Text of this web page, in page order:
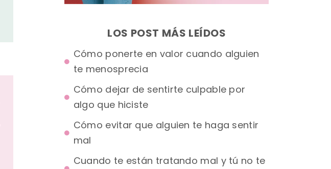
LOS POST MÁS LEÍDOS
Cómo ponerte en valor cuando alguien
te menosprecia
Cómo dejar de sentirte culpable por
algo que hiciste
Cómo evitar que alguien te haga sentir
mal
Cuando te están tratando mal y tú no te